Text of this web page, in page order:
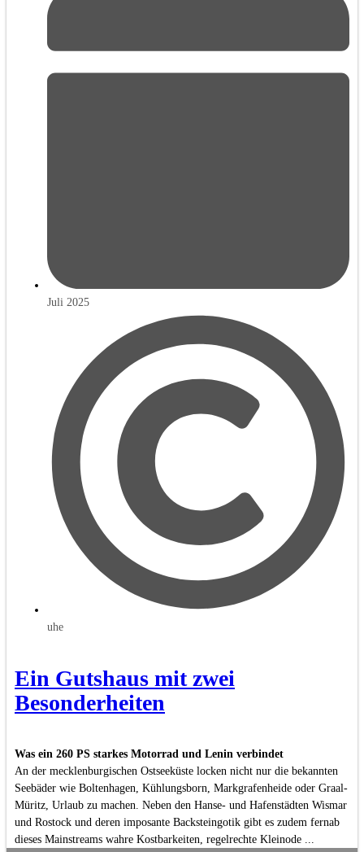
Juli 2025
uhe
Ein Gutshaus mit zwei
Besonderheiten
Was ein 260 PS starkes Motorrad und Lenin verbindet
An der mecklenburgischen Ostseeküste locken nicht nur die bekannten
Seebäder wie Boltenhagen, Kühlungsborn, Markgrafenheide oder Graal-
Müritz, Urlaub zu machen. Neben den Hanse- und Hafenstädten Wismar
und Rostock und deren imposante Backsteingotik gibt es zudem fernab
dieses Mainstreams wahre Kostbarkeiten, regelrechte Kleinode ...